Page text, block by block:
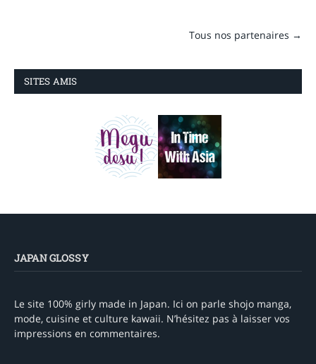
Tous nos partenaires →
SITES AMIS
JAPAN GLOSSY
Le site 100% girly made in Japan. Ici on parle shojo manga,
mode, cuisine et culture kawaii. N’hésitez pas à laisser vos
impressions en commentaires.